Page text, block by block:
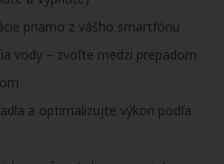
priamo z vášho smartfónu
vody – zvoľte medzi prepadom
a optimalizujte výkon podľa